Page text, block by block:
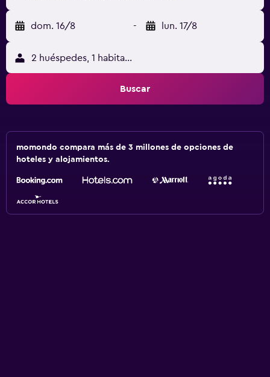
dom. 16/8 - lun. 17/8
2 huéspedes, 1 habitación
Buscar
momondo compara más de 3 millones de opciones de
hoteles y alojamientos.